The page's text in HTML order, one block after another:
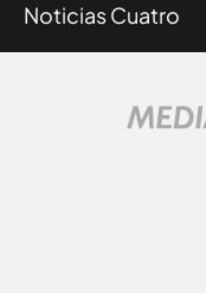
Noticias Cuatro